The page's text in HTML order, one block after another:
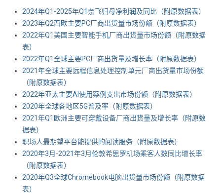
2024年Q1-2025年Q1奈飞归母净利润及同比（附原数据表） ​​​
2023年Q2西欧主要PC厂商出货量市场份额（附原数据表） ​​​
2022年Q1美国主要智能手机厂商出货量市场份额（附原数据
表） ​​​​
2022年Q1全球主要PC厂商出货量及增长率（附原数据表） ​​​​
2021年全球主要远程信息处理控制单元厂商出货量市场份额
（附原数据表） ​​​​
2022年亚太主要AI使用案例支出市场份额（附原数据表） ​​​​
2020年全球各地区5G普及率（附原数据表） ​​​​
2021年Q1欧洲主要可穿戴设备厂商出货量及增长率（附原数
据表） ​​​​
职场人最期望平台能提供的阅读服务（附原数据表） ​​​​
2020年3月-2021年3月伦敦希思罗机场乘客人数同比增长率
（附原数据表） ​​​​
2020年Q3全球Chromebook电脑出货量市场份额（附原数据
表） ​​​​